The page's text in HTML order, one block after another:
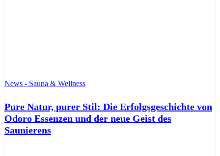
News - Sauna & Wellness
Pure Natur, purer Stil: Die Erfolgsgeschichte von
Odoro Essenzen und der neue Geist des
Saunierens